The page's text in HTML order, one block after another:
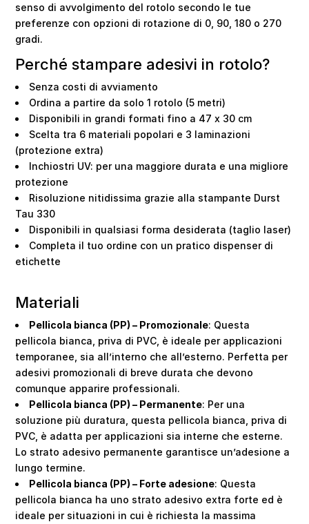
senso di avvolgimento del rotolo secondo le tue
preferenze con opzioni di rotazione di 0, 90, 180 o 270
gradi.
Perché stampare adesivi in rotolo?
Senza costi di avviamento
Ordina a partire da solo 1 rotolo (5 metri)
Disponibili in grandi formati fino a 47 x 30 cm
Scelta tra 6 materiali popolari e 3 laminazioni
(protezione extra)
Inchiostri UV: per una maggiore durata e una migliore
protezione
Risoluzione nitidissima grazie alla stampante Durst
Tau 330
Disponibili in qualsiasi forma desiderata (taglio laser)
Completa il tuo ordine con un pratico dispenser di
etichette
Materiali
Pellicola bianca (PP) – Promozionale: Questa
pellicola bianca, priva di PVC, è ideale per applicazioni
temporanee, sia all’interno che all’esterno. Perfetta per
adesivi promozionali di breve durata che devono
comunque apparire professionali.
Pellicola bianca (PP) – Permanente: Per una
soluzione più duratura, questa pellicola bianca, priva di
PVC, è adatta per applicazioni sia interne che esterne.
Lo strato adesivo permanente garantisce un’adesione a
lungo termine.
Pellicola bianca (PP) – Forte adesione: Questa
pellicola bianca ha uno strato adesivo extra forte ed è
ideale per situazioni in cui è richiesta la massima